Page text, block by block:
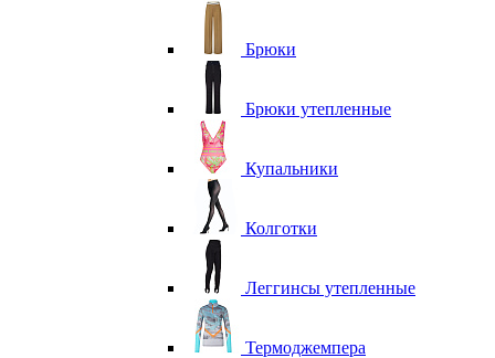
Брюки
Брюки утепленные
Купальники
Колготки
Леггинсы утепленные
Термоджемпера